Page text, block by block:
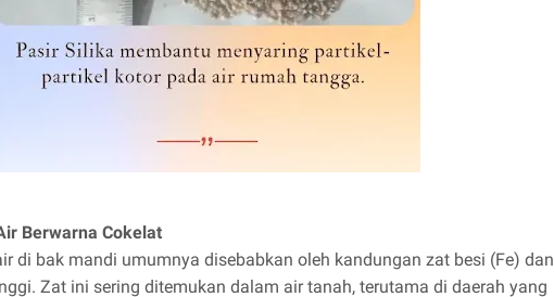
Berwarna Cokelat
di bak mandi umumnya disebabkan oleh kandungan zat besi (Fe) dan
Zat ini sering ditemukan dalam air tanah, terutama di daerah yang